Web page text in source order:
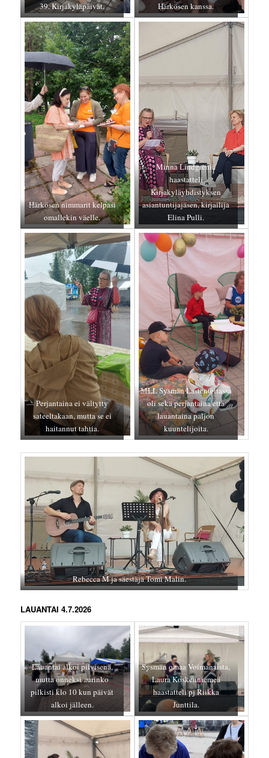
39. Kirjakyläpäivät.
Härkösen kanssa.
Härkösen nimmarit kelpasi
omallekin väelle.
Minna Lindgreniä
haastatteli
Kirjakyläyhdistyksen
asiantuntijajäsen, kirjailija
Elina Pulli.
Perjantaina ei vältytty
sateeltakaan, mutta se ei
haitannut tahtia.
MLL Sysmän Lastenteltassa
oli sekä perjantaina että
lauantaina paljon
kuuntelijoita.
Rebecca M ja säestäjä Tomi Malin.
LAUANTAI 4.7.2026
Lauantai alkoi pilvisenä,
mutta onneksi aurinko
pilkisti klo 10 kun päivät
alkoi jälleen.
Sysmän omaa Voimanaista,
Laura Koskenniemeä
haastatteli pj Riikka
Junttila.